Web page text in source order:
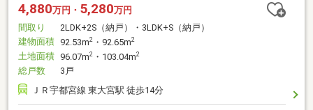
4,880万円・ 5,280万円
間取り
2LDK+2S（納戸）・3LDK+S（納戸）
建物面積 92.53m2 ・92.65m2
土地面積 96.07m2 ・103.04m2
総戸数
3戸
ＪＲ宇都宮線 東大宮駅 徒歩14分